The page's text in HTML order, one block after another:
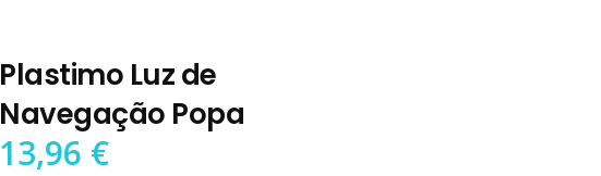
Plastimo Luz de
Navegação Popa
13,96 €